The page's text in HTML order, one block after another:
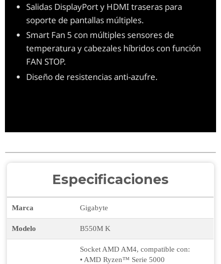
Salidas DisplayPort y HDMI traseras para
soporte de pantallas múltiples.
Smart Fan 5 con múltiples sensores de
temperatura y cabezales híbridos con función
FAN STOP.
Diseño de resistencias anti-azufre.
Especificaciones
Marca Gigabyte
Modelo B550M K
Socket AMD AM4, compatible con:
• AMD Ryzen™ Serie 5000